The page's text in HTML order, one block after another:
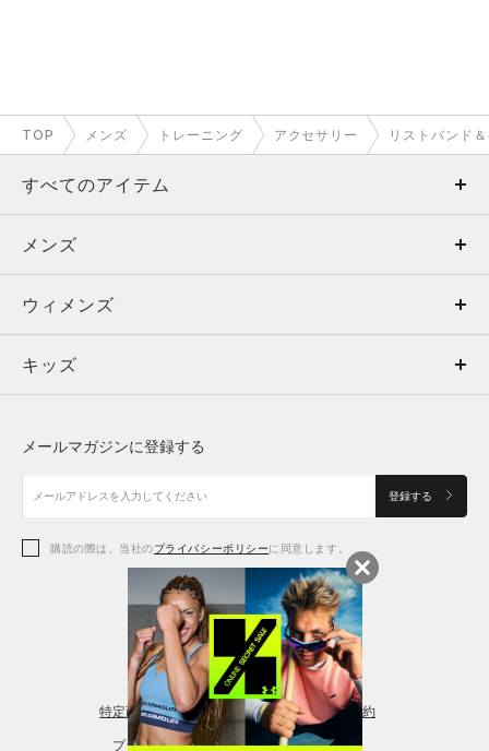
TOP メンズ トレーニング アクセサリー リストバンド
すべてのアイテム
メンズ
ウィメンズ
キッズ
アクセサリー
メンズ
トップス
ボトムス
アクセサリー
ウィメンズ
トップス
シューズ
アクセサリー
レギンス＆タイツ
キッズ
シューズ
メールマガジンに登録する
登録する
購読の際は、当社のプライバシーポリシーに同意します。
特定商取引法に基づく通販の表記 会員規約
プライバシーポリシー